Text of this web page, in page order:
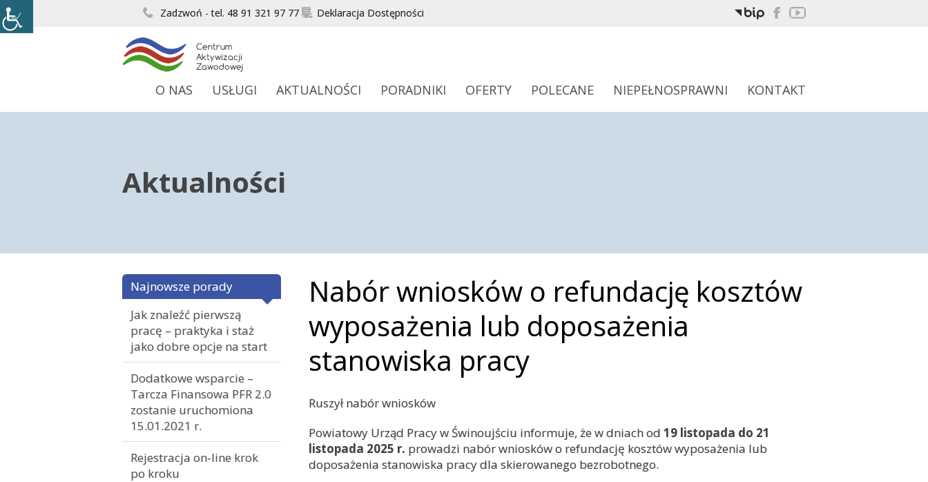
Zadzwoń - tel. 48 91 321 97 77 Deklaracja Dostępności
O NAS USŁUGI AKTUALNOŚCI PORADNIKI OFERTY POLECANE NIEPEŁNOSPRAWNI KONTAKT
Aktualności
Nabór wniosków o refundację kosztów
wyposażenia lub doposażenia
stanowiska pracy
Ruszył nabór wniosków
Powiatowy Urząd Pracy w Świnoujściu informuje, że w dniach od 19 listopada do 21
listopada 2025 r. prowadzi nabór wniosków o refundację kosztów wyposażenia lub
doposażenia stanowiska pracy dla skierowanego bezrobotnego.
Najnowsze porady
Jak znaleźć pierwszą
pracę – praktyka i staż
jako dobre opcje na start
Dodatkowe wsparcie –
Tarcza Finansowa PFR 2.0
zostanie uruchomiona
15.01.2021 r.
Rejestracja on-line krok
po kroku